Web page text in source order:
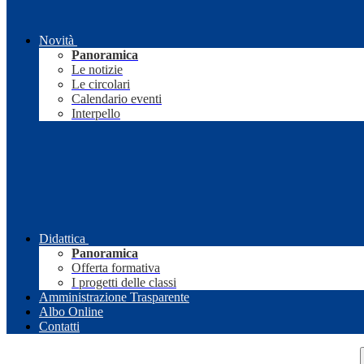
Novità
Panoramica
Le notizie
Le circolari
Calendario eventi
Interpello
Didattica
Panoramica
Offerta formativa
I progetti delle classi
Amministrazione Trasparente
Albo Online
Contatti